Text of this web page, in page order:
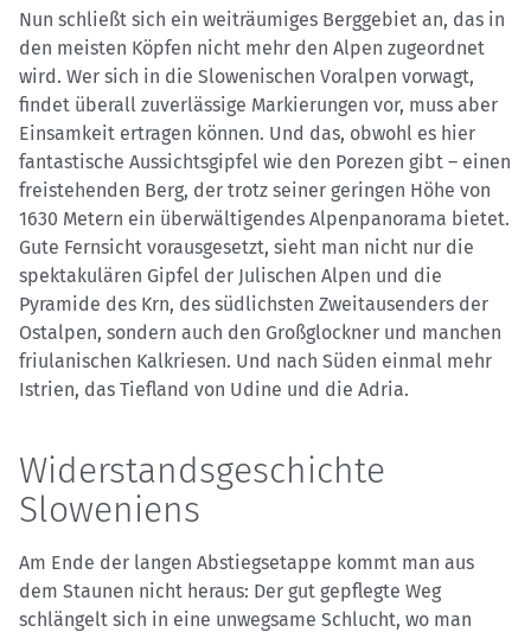
Nun schließt sich ein weiträumiges Berggebiet an, das in
den meisten Köpfen nicht mehr den Alpen zugeordnet
wird. Wer sich in die Slowenischen Voralpen vorwagt,
findet überall zuverlässige Markierungen vor, muss aber
Einsamkeit ertragen können. Und das, obwohl es hier
fantastische Aussichtsgipfel wie den Porezen gibt – einen
freistehenden Berg, der trotz seiner geringen Höhe von
1630 Metern ein überwältigendes Alpenpanorama bietet.
Gute Fernsicht vorausgesetzt, sieht man nicht nur die
spektakulären Gipfel der Julischen Alpen und die
Pyramide des Krn, des südlichsten Zweitausenders der
Ostalpen, sondern auch den Großglockner und manchen
friulanischen Kalkriesen. Und nach Süden einmal mehr
Istrien, das Tiefland von Udine und die Adria.
Widerstandsgeschichte
Sloweniens
Am Ende der langen Abstiegsetappe kommt man aus
dem Staunen nicht heraus: Der gut gepflegte Weg
schlängelt sich in eine unwegsame Schlucht, wo man